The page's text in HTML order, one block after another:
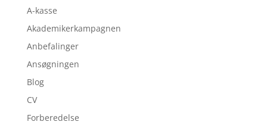
A-kasse
Akademikerkampagnen
Anbefalinger
Ansøgningen
Blog
CV
Forberedelse